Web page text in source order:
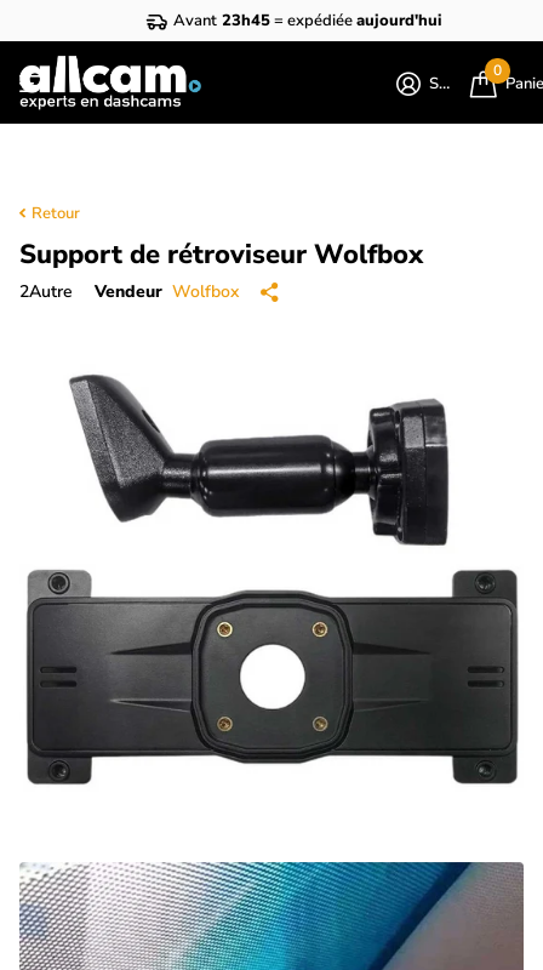
Avant 23h45= expédiéeaujourd'hui
S'identifier
0
Retour
Support de rétroviseur Wolfbox
2Autre Vendeur Wolfbox